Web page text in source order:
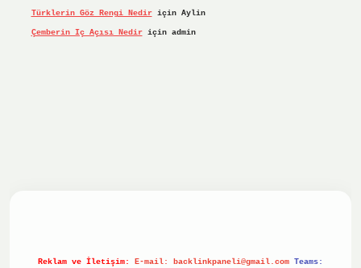
Türklerin Göz Rengi Nediriçin Aylin
Çemberin Iç Açısı Nediriçin admin
Reklam ve İletişim: E-mail: backlinkpaneli@gmail.com Teams: